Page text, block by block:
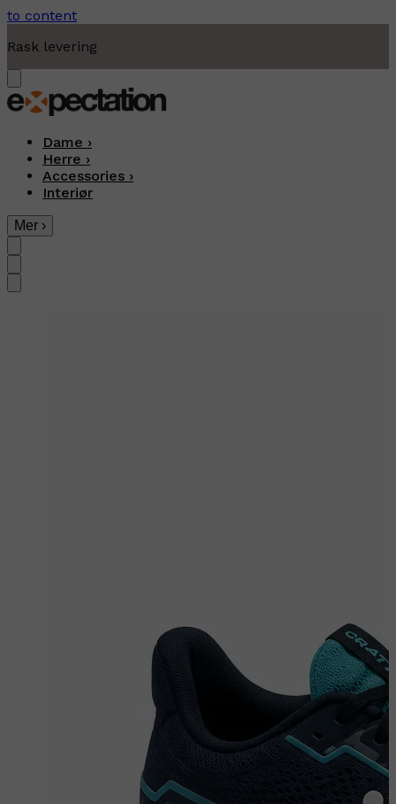
to content
Rask levering
Dame ›
Herre ›
Accessories ›
Interiør
Mer ›